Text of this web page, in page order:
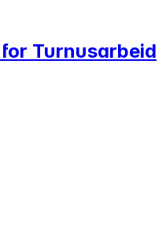
Turnusarbeid